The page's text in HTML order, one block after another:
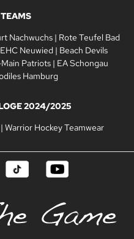
Nachwuchs | Rote Teufel Bad
EHC Neuwied | Beach Devils
Patriots| EA Schongau
Hamburg
2024/2025
Warrior Hockey Teamwear